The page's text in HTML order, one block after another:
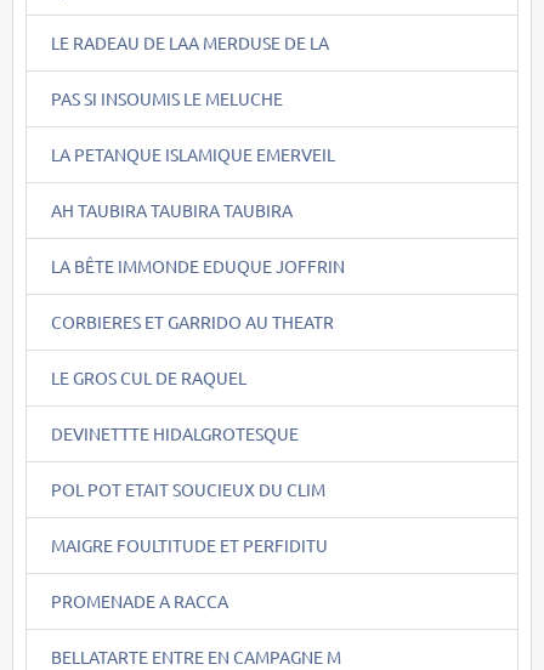
LE RADEAU DE LAA MERDUSE DE LA
PAS SI INSOUMIS LE MELUCHE
LA PETANQUE ISLAMIQUE EMERVEIL
AH TAUBIRA TAUBIRA TAUBIRA
LA BÊTE IMMONDE EDUQUE JOFFRIN
CORBIERES ET GARRIDO AU THEATR
LE GROS CUL DE RAQUEL
DEVINETTTE HIDALGROTESQUE
POL POT ETAIT SOUCIEUX DU CLIM
MAIGRE FOULTITUDE ET PERFIDITU
PROMENADE A RACCA
BELLATARTE ENTRE EN CAMPAGNE M